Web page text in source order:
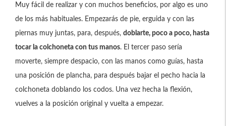
Muy fácil de realizar y con muchos beneficios, por algo es uno
de los más habituales. Empezarás de pie, erguida y con las
piernas muy juntas, para, después, doblarte, poco a poco, hasta
tocar la colchoneta con tus manos. El tercer paso sería
moverte, siempre despacio, con las manos como guías, hasta
una posición de plancha, para después bajar el pecho hacia la
colchoneta doblando los codos. Una vez hecha la flexión,
vuelves a la posición original y vuelta a empezar.